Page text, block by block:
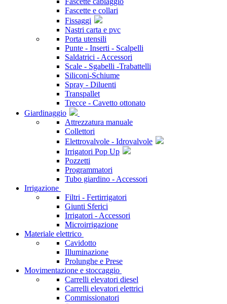
Fascette e collari
Fissaggi
Nastri carta e pvc
Porta utensili
Punte - Inserti - Scalpelli
Saldatrici - Accessori
Scale - Sgabelli -Trabattelli
Siliconi-Schiume
Spray - Diluenti
Transpallet
Trecce - Cavetto ottonato
Giardinaggio
Attrezzatura manuale
Collettori
Elettrovalvole - Idrovalvole
Irrigatori Pop Up
Pozzetti
Programmatori
Tubo giardino - Accessori
Irrigazione
Filtri - Fertirrigatori
Giunti Sferici
Irrigatori - Accessori
Microirrigazione
Materiale elettrico
Cavidotto
Illuminazione
Prolunghe e Prese
Movimentazione e stoccaggio
Carrelli elevatori diesel
Carrelli elevatori elettrici
Commissionatori